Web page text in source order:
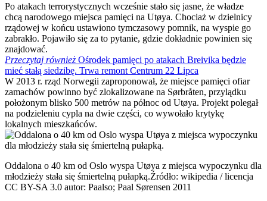
Po atakach terrorystycznych wcześnie stało się jasne, że władze
chcą narodowego miejsca pamięci na Utøya. Chociaż w dzielnicy
rządowej w końcu ustawiono tymczasowy pomnik, na wyspie go
zabrakło. Pojawiło się za to pytanie, gdzie dokładnie powinien się
znajdować.
Przeczytaj również Ośrodek pamięci po atakach Breivika będzie
mieć stałą siedzibę. Trwa remont Centrum 22 Lipca
W 2013 r. rząd Norwegii zaproponował, że miejsce pamięci ofiar
zamachów powinno być zlokalizowane na Sørbråten, przylądku
położonym blisko 500 metrów na północ od Utøya. Projekt polegał
na podzieleniu cypla na dwie części, co wywołało krytykę
lokalnych mieszkańców.
Oddalona o 40 km od Oslo wyspa Utøya z miejsca wypoczynku dla
młodzieży stała się śmiertelną pułapką.Źródło: wikipedia / licencja
CC BY-SA 3.0 autor: Paalso; Paal Sørensen 2011